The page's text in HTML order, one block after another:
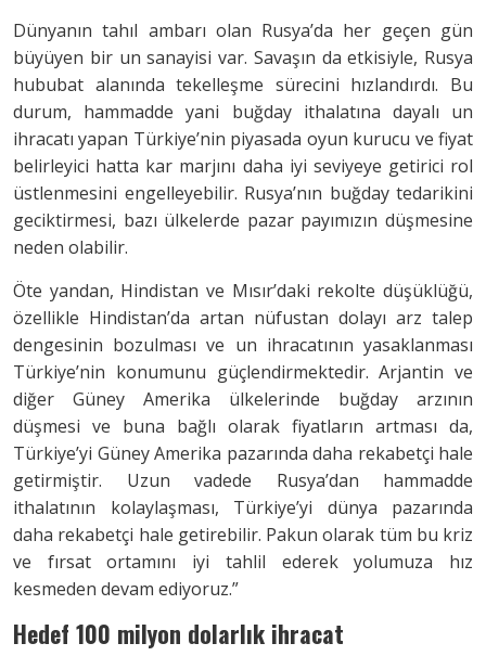
Dünyanın tahıl ambarı olan Rusya’da her geçen gün
büyüyen bir un sanayisi var. Savaşın da etkisiyle, Rusya
hububat alanında tekelleşme sürecini hızlandırdı. Bu
durum, hammadde yani buğday ithalatına dayalı un
ihracatı yapan Türkiye’nin piyasada oyun kurucu ve fiyat
belirleyici hatta kar marjını daha iyi seviyeye getirici rol
üstlenmesini engelleyebilir. Rusya’nın buğday tedarikini
geciktirmesi, bazı ülkelerde pazar payımızın düşmesine
neden olabilir.
Öte yandan, Hindistan ve Mısır’daki rekolte düşüklüğü,
özellikle Hindistan’da artan nüfustan dolayı arz talep
dengesinin bozulması ve un ihracatının yasaklanması
Türkiye’nin konumunu güçlendirmektedir. Arjantin ve
diğer Güney Amerika ülkelerinde buğday arzının
düşmesi ve buna bağlı olarak fiyatların artması da,
Türkiye’yi Güney Amerika pazarında daha rekabetçi hale
getirmiştir. Uzun vadede Rusya’dan hammadde
ithalatının kolaylaşması, Türkiye’yi dünya pazarında
daha rekabetçi hale getirebilir. Pakun olarak tüm bu kriz
ve fırsat ortamını iyi tahlil ederek yolumuza hız
kesmeden devam ediyoruz.”
Hedef 100 milyon dolarlık ihracat